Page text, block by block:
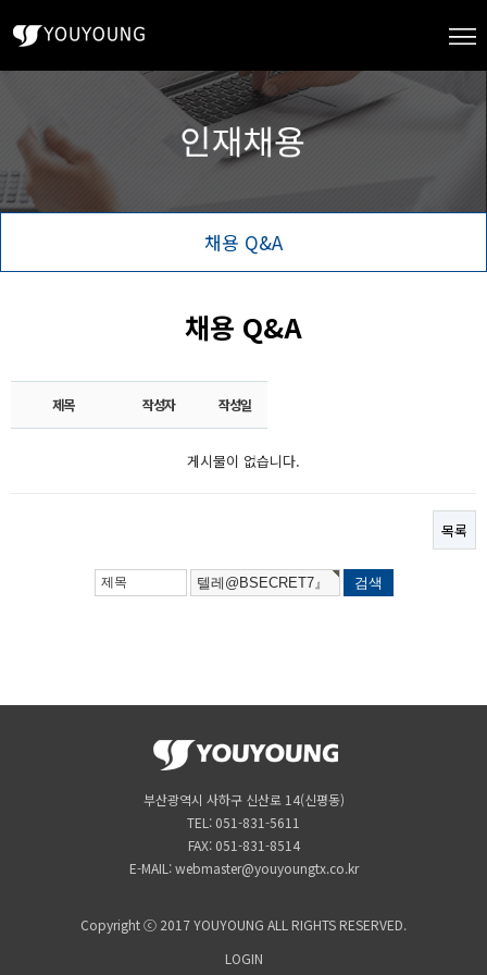
채용 Q&A
채용 Q&A
제목 작성자 작성일
게시물이 없습니다.
목록
부산광역시 사하구 신산로 14(신평동)
TEL: 051-831-5611
FAX: 051-831-8514
E-MAIL: webmaster@youyoungtx.co.kr
Copyright ⓒ 2017 YOUYOUNG ALL RIGHTS RESERVED.
LOGIN